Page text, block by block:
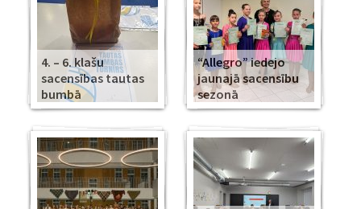
4. – 6. klašu
sacensības tautas
bumbā
“Allegro” iedejo
jaunajā sacensību
sezonā